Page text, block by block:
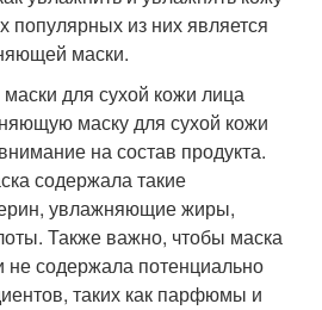
популярных из них является
маски.
для сухой кожи лица
маску для сухой кожи
на состав продукта.
содержала такие
увлажняющие жиры,
Также важно, чтобы маска
не содержала потенциально
таких как парфюмы и